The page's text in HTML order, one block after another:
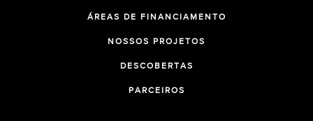
ÁREAS DE FINANCIAMENTO
NOSSOS PROJETOS
DESCOBERTAS
PARCEIROS